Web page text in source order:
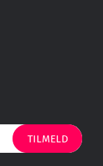
TILMELD